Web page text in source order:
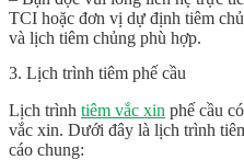
TCI hoặc đơn vị dự định tiêm
và lịch tiêm chủng phù hợp.
3. Lịch trình tiêm phế cầu
Lịch trình tiêm vắc xin phế cầu
vắc xin. Dưới đây là lịch trình
cáo chung: